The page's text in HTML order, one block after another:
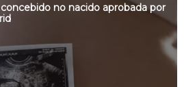
no nacido aprobada por